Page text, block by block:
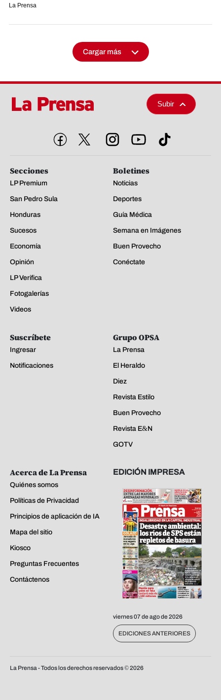
La Prensa
Cargar más
Subir
Secciones
LP Premium
San Pedro Sula
Honduras
Sucesos
Economía
Opinión
LP Verifica
Fotogalerías
Videos
Boletines
Noticias
Deportes
Guía Médica
Semana en Imágenes
Buen Provecho
Conéctate
Suscríbete
Ingresar
Notificaciones
Grupo OPSA
La Prensa
El Heraldo
Diez
Revista Estilo
Buen Provecho
Revista E&N
GOTV
Acerca de La Prensa
Quiénes somos
Políticas de Privacidad
Principios de aplicación de IA
Mapa del sitio
Kiosco
Preguntas Frecuentes
Contáctenos
EDICIÓN IMPRESA
viernes 07 de ago de 2026
EDICIONES ANTERIORES
La Prensa - Todos los derechos reservados ©2026